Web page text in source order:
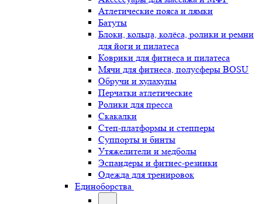
Атлетические пояса и лямки
Батуты
Блоки, кольца, колёса, ролики и ремни
для йоги и пилатеса
Коврики для фитнеса и пилатеса
Мячи для фитнеса, полусферы BOSU
Обручи и хулахупы
Перчатки атлетические
Ролики для пресса
Скакалки
Степ-платформы и степперы
Суппорты и бинты
Утяжелители и медболы
Эспандеры и фитнес-резинки
Одежда для тренировок
Единоборства